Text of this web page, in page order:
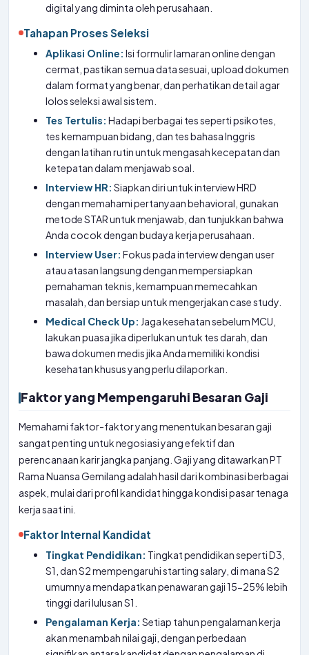
digital yang diminta oleh perusahaan.
Tahapan Proses Seleksi
Aplikasi Online: Isi formulir lamaran online dengan
cermat, pastikan semua data sesuai, upload dokumen
dalam format yang benar, dan perhatikan detail agar
lolos seleksi awal sistem.
Tes Tertulis: Hadapi berbagai tes seperti psikotes,
tes kemampuan bidang, dan tes bahasa Inggris
dengan latihan rutin untuk mengasah kecepatan dan
ketepatan dalam menjawab soal.
Interview HR: Siapkan diri untuk interview HRD
dengan memahami pertanyaan behavioral, gunakan
metode STAR untuk menjawab, dan tunjukkan bahwa
Anda cocok dengan budaya kerja perusahaan.
Interview User: Fokus pada interview dengan user
atau atasan langsung dengan mempersiapkan
pemahaman teknis, kemampuan memecahkan
masalah, dan bersiap untuk mengerjakan case study.
Medical Check Up: Jaga kesehatan sebelum MCU,
lakukan puasa jika diperlukan untuk tes darah, dan
bawa dokumen medis jika Anda memiliki kondisi
kesehatan khusus yang perlu dilaporkan.
Faktor yang Mempengaruhi Besaran Gaji
Memahami faktor-faktor yang menentukan besaran gaji
sangat penting untuk negosiasi yang efektif dan
perencanaan karir jangka panjang. Gaji yang ditawarkan PT
Rama Nuansa Gemilang adalah hasil dari kombinasi berbagai
aspek, mulai dari profil kandidat hingga kondisi pasar tenaga
kerja saat ini.
Faktor Internal Kandidat
Tingkat Pendidikan: Tingkat pendidikan seperti D3,
S1, dan S2 mempengaruhi starting salary, di mana S2
umumnya mendapatkan penawaran gaji 15-25% lebih
tinggi dari lulusan S1.
Pengalaman Kerja: Setiap tahun pengalaman kerja
akan menambah nilai gaji, dengan perbedaan